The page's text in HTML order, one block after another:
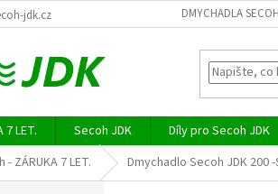
jdk.cz DMYCHADLA
LET. Secoh JDK Díly pro Secoh JDK
ZÁRUKA 7 LET. Dmychadlo Secoh JDK